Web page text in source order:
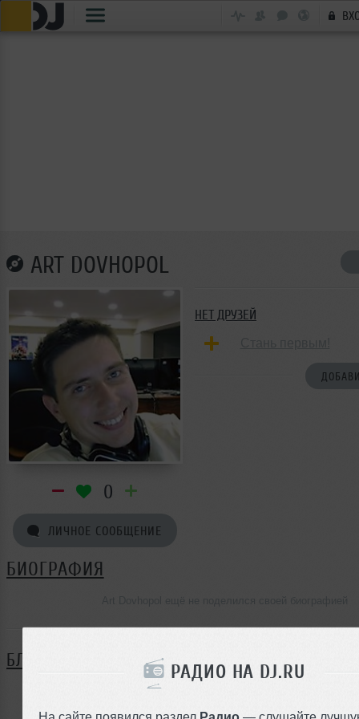
РАДИО НА DJ.RU
На сайте появился раздел Радио — слушайте
ART DOVHOPOL
0
ЛИЧНОЕ СООБЩЕНИЕ
НЕТ ДРУЗЕЙ
БИОГРАФИЯ
БЛОГ